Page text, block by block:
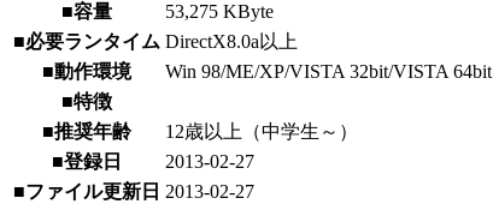
■容量
53,275 KByte
■必要ランタイム DirectX8.0a以上
■動作環境
Win 98/ME/XP/VISTA 32bit/VISTA 64bit
■特徴
■推奨年齢
12歳以上（中学生～）
■登録日
2013-02-27
■ファイル更新日 2013-02-27